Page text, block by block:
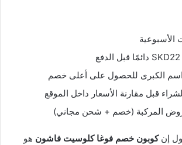
الأسبوعية
الكبرى للحصول على أعلى خصم
قبل مقارنة الأسعار داخل الموقع
المركبة (خصم + شحن مجاني)
إنكوبون خصم فوغا كلوسيت فاشون هو